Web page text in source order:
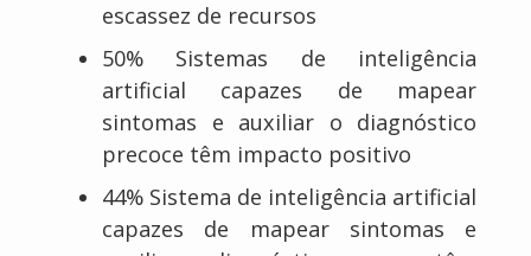
escassez de recursos
50% Sistemas de inteligência
artificial capazes de mapear
sintomas e auxiliar o diagnóstico
precoce têm impacto positivo
44% Sistema de inteligência artificial
capazes de mapear sintomas e